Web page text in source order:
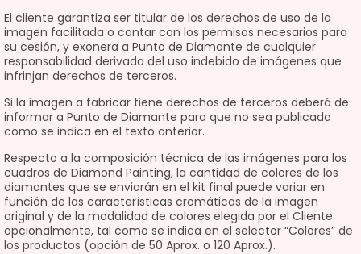
El cliente garantiza ser titular de los derechos de uso de la
imagen facilitada o contar con los permisos necesarios para
su cesión, y exonera a Punto de Diamante de cualquier
responsabilidad derivada del uso indebido de imágenes que
infrinjan derechos de terceros.
Si la imagen a fabricar tiene derechos de terceros deberá de
informar a Punto de Diamante para que no sea publicada
como se indica en el texto anterior.
Respecto a la composición técnica de las imágenes para los
cuadros de Diamond Painting, la cantidad de colores de los
diamantes que se enviarán en el kit final puede variar en
función de las características cromáticas de la imagen
original y de la modalidad de colores elegida por el Cliente
opcionalmente, tal como se indica en el selector “Colores” de
los productos (opción de 50 Aprox. o 120 Aprox.).